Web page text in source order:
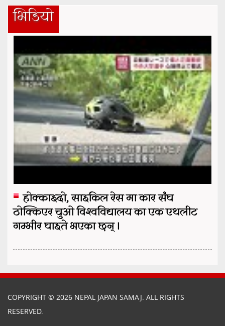
भिडियो
होक्काइदो, साइकिल रेस मा कार संघ
ठोक्किएर चुओ विश्वविद्यालय का एक एथलीट
गम्भीर घाइते भएका छन् ।
COPYRIGHT © 2026 NEPAL JAPAN SAMAJ. ALL RIGHTS
RESERVED.